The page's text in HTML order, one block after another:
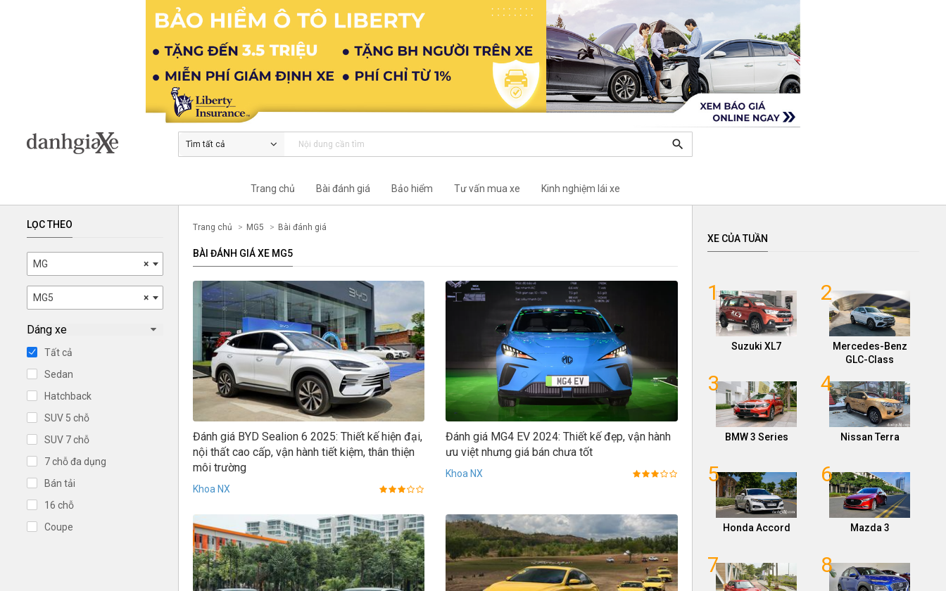
Tìm tất cả search
Trang chủ Bài đánh giá Bảo hiểm Tư vấn mua xe Kinh nghiệm lái xe
LỌC THEO
×
MG
×
MG5
Dáng xe
Tất cả
Sedan
Hatchback
SUV 5 chỗ
SUV 7 chỗ
7 chỗ đa dụng
Bán tải
16 chỗ
Coupe
Trang chủ MG5 Bài đánh giá
BÀI ĐÁNH GIÁ XE MG5
Đánh giá BYD Sealion 6 2025: Thiết kế hiện đại,
nội thất cao cấp, vận hành tiết kiệm, thân thiện
môi trường
Khoa NX
Đánh giá MG4 EV 2024: Thiết kế đẹp, vận hành
ưu việt nhưng giá bán chưa tốt
Khoa NX
XE CỦA TUẦN
Suzuki XL7
1
Mercedes-Benz
GLC-Class
2
BMW 3 Series
3
Nissan Terra
4
Honda Accord
5
Mazda 3
6
7 8